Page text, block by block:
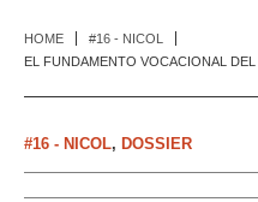
HOME
#16 - NICOL
EL FUNDAMENTO VOCACIONAL
#16 - NICOL, DOSSIER